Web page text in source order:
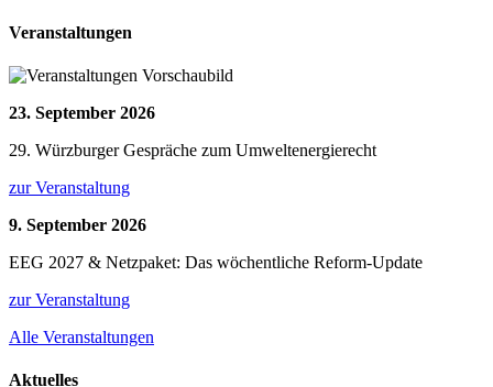
Veranstaltungen
23. September 2026
29. Würzburger Gespräche zum Umweltenergierecht
zur Veranstaltung
9. September 2026
EEG 2027 & Netzpaket: Das wöchentliche Reform-Update
zur Veranstaltung
Alle Veranstaltungen
Aktuelles